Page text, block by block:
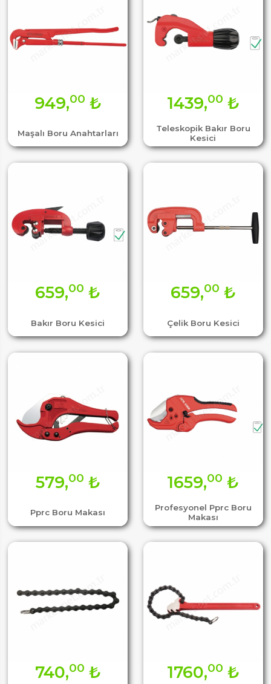
Maşalı Boru Anahtarları
949,00 ₺
Teleskopik Bakır Boru
Kesici
1439,00 ₺
Bakır Boru Kesici
659,00 ₺
Çelik Boru Kesici
659,00 ₺
Pprc Boru Makası
579,00 ₺
Profesyonel Pprc Boru
Makası
1659,00 ₺
740,00 ₺ 1760,00 ₺